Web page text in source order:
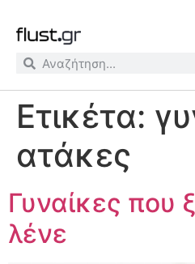
Ετικέτα:
ατάκες
Γυναίκες που
λένε